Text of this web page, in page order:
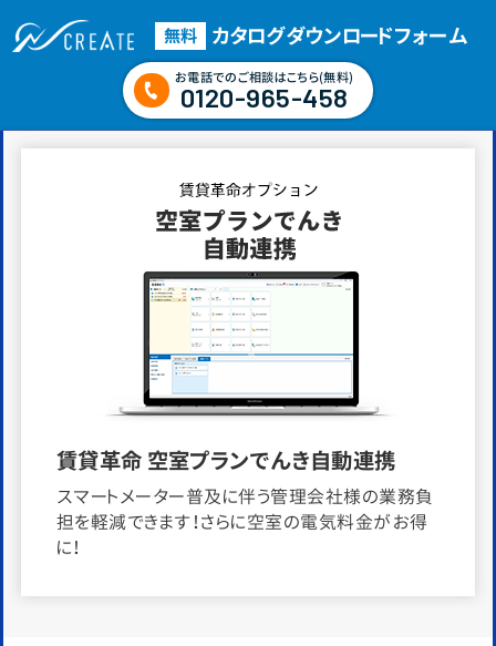
無料 カタログダウンロードフォーム
お電話でのご相談はこちら(無料)
0120-965-458
賃貸革命 空室プランでんき自動連携
スマートメーター普及に伴う管理会社様の業務負
担を軽減できます！さらに空室の電気料金がお得
に！